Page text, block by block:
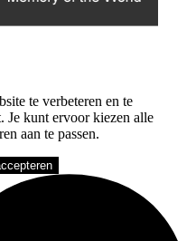
te verbeteren en te
Je kunt ervoor kiezen alle
aan te passen.